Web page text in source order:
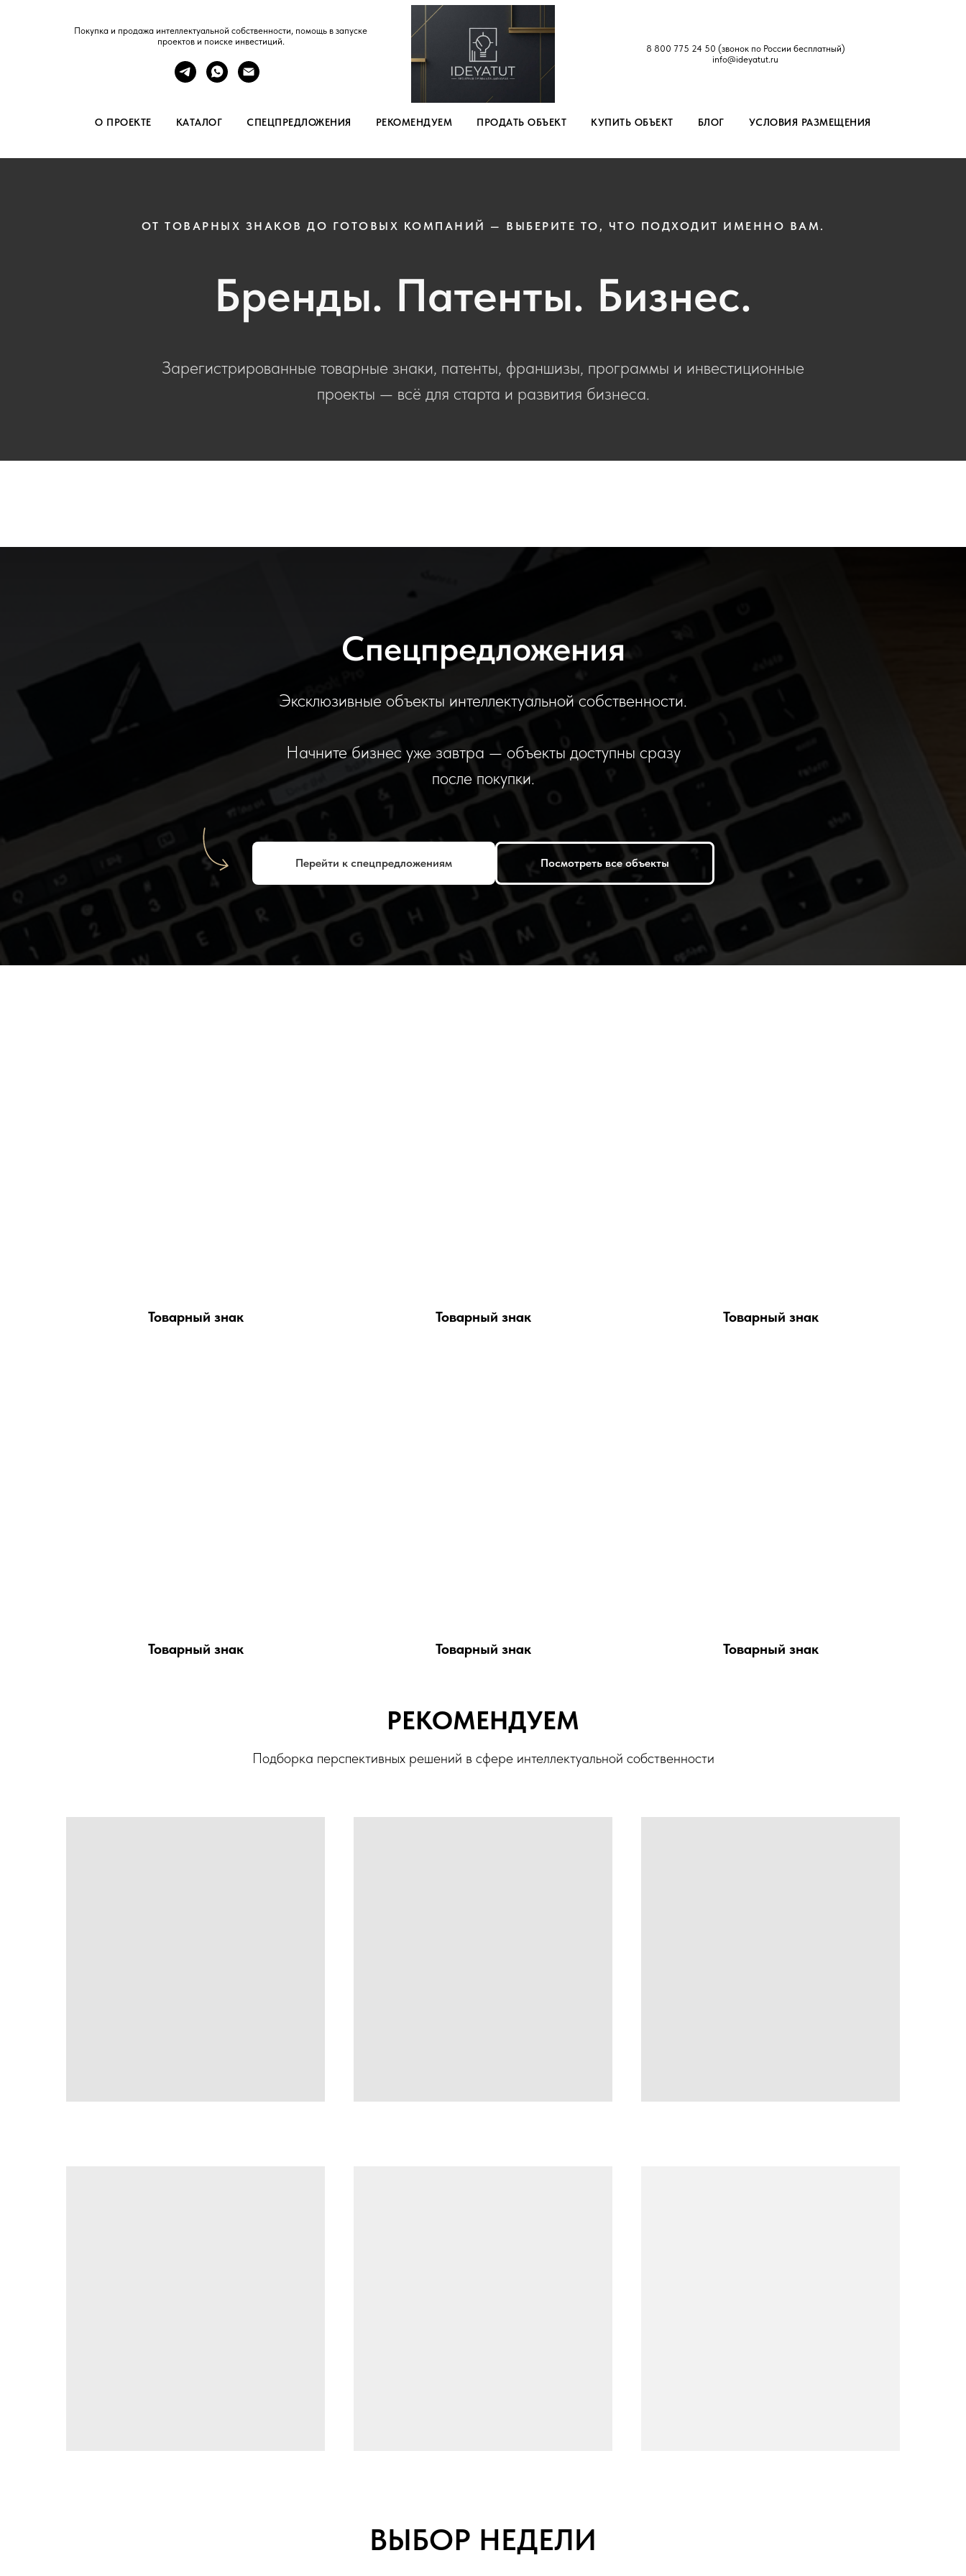
Покупка и продажа интеллектуальной собственности, помощь в запуске
проектов и поиске инвестиций.
8 800 775 24 50 (звонок по России бесплатный)
info@ideyatut.ru
О ПРОЕКТЕ КАТАЛОГ СПЕЦПРЕДЛОЖЕНИЯ РЕКОМЕНДУЕМ ПРОДАТЬ ОБЪЕКТ КУПИТЬ ОБЪЕКТ БЛОГ УСЛОВИЯ РАЗМЕЩЕНИЯ
ОТ ТОВАРНЫХ ЗНАКОВ ДО ГОТОВЫХ КОМПАНИЙ — ВЫБЕРИТЕ ТО, ЧТО ПОДХОДИТ ИМЕННО ВАМ.
Бренды. Патенты. Бизнес.
Зарегистрированные товарные знаки, патенты, франшизы, программы и инвестиционные
проекты — всё для старта и развития бизнеса.
Спецпредложения
Эксклюзивные объекты интеллектуальной собственности.
Начните бизнес уже завтра — объекты доступны сразу
после покупки.
Перейти к спецпредложениям Посмотреть все объекты
Товарный знак Товарный знак Товарный знак
Товарный знак Товарный знак Товарный знак
РЕКОМЕНДУЕМ
Подборка перспективных решений в сфере интеллектуальной собственности
ВЫБОР НЕДЕЛИ